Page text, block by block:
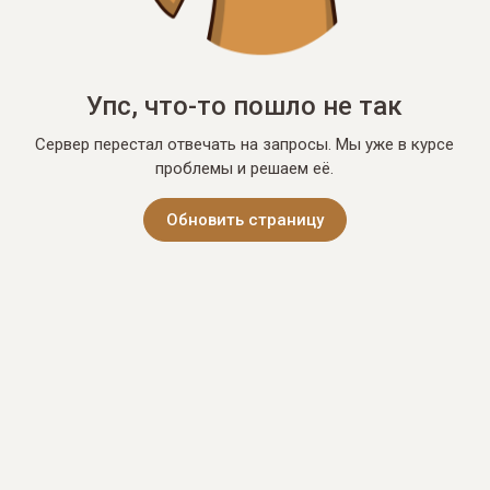
Упс, что-то пошло не так
Сервер перестал отвечать на запросы. Мы уже в курсе
проблемы и решаем её.
Обновить страницу